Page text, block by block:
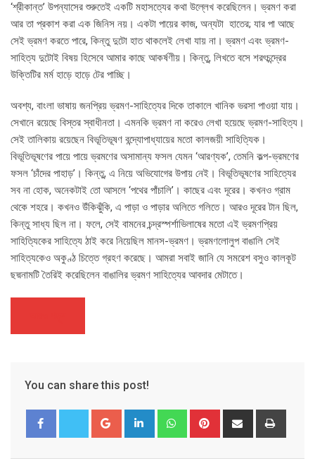
‘শ্রীকান্ত’ উপন্যাসের শুরুতেই একটি মহাসত্যের কথা উল্লেখ করেছিলেন। ভ্রমণ করা
আর তা প্রকাশ করা এক জিনিস নয়। একটা পায়ের কাজ, অন্যটা হাতের; যার পা আছে
সেই ভ্রমণ করতে পারে, কিন্তু দুটো হাত থাকলেই লেখা যায় না। ভ্রমণ এবং ভ্রমণ-
সাহিত্য দুটোই বিষয় হিসেবে আমার কাছে আকর্ষণীয়। কিন্তু, লিখতে বসে শরৎচন্দ্রের
উক্তিটির মর্ম হাড়ে হাড়ে টের পাচ্ছি।
অবশ্য, বাংলা ভাষায় জনপ্রিয় ভ্রমণ-সাহিত্যের দিকে তাকালে খানিক ভরসা পাওয়া যায়।
সেখানে রয়েছে বিস্তর স্বাধীনতা। এমনকি ভ্রমণ না করেও লেখা হয়েছে ভ্রমণ-সাহিত্য।
সেই তালিকায় রয়েছেন বিভূতিভূষণ বন্দ্যোপাধ্যায়ের মতো কালজয়ী সাহিত্যিক।
বিভূতিভূষণের পায়ে পায়ে ভ্রমণের অসামান্য ফসল যেমন ‘আরণ্যক’, তেমনি কল্প-ভ্রমণের
ফসল ‘চাঁদের পাহাড়’। কিন্তু, এ নিয়ে অভিযোগের উপায় নেই। বিভূতিভূষণের সাহিত্যের
সব না হোক, অনেকটাই তো আসলে ‘পথের পাঁচালি’। কাছের এবং দূরের। কখনও গ্রাম
থেকে শহরে। কখনও উঁকিঝুঁকি, এ পাড়া ও পাড়ার অলিতে গলিতে। আরও দূরের টান ছিল,
কিন্তু সাধ্য ছিল না। ফলে, সেই বামনের চন্দ্রস্পর্শাভিলাষের মতো এই ভ্রমণপ্রিয়
সাহিত্যিকের সাহিত্যে ঠাই করে নিয়েছিল মানস-ভ্রমণ। ভ্রমণলোলুপ বাঙালি সেই
সাহিত্যকেও অকুণ্ঠ চিত্তে গ্রহণ করেছে। আমরা সবাই জানি যে সমরেশ বসুও কালকূট
ছদ্মনামটি তৈরিই করেছিলেন বাঙালির ভ্রমণ সাহিত্যের আবদার মেটাতে।
You can share this post!
Google+ LinkedIn WhatsappPinterest Share